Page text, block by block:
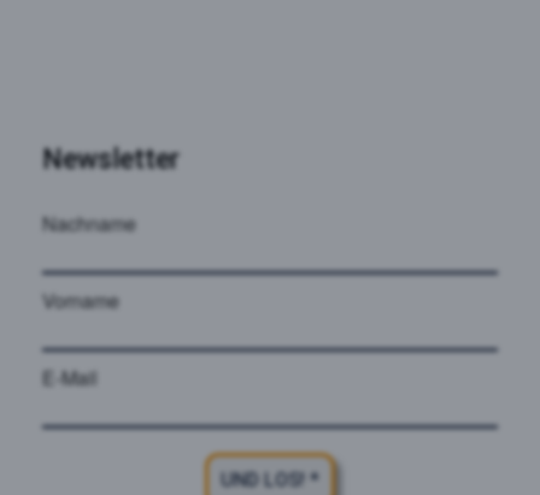
Newsletter
Nachname
Vorname
E-Mail
UND LOS! *